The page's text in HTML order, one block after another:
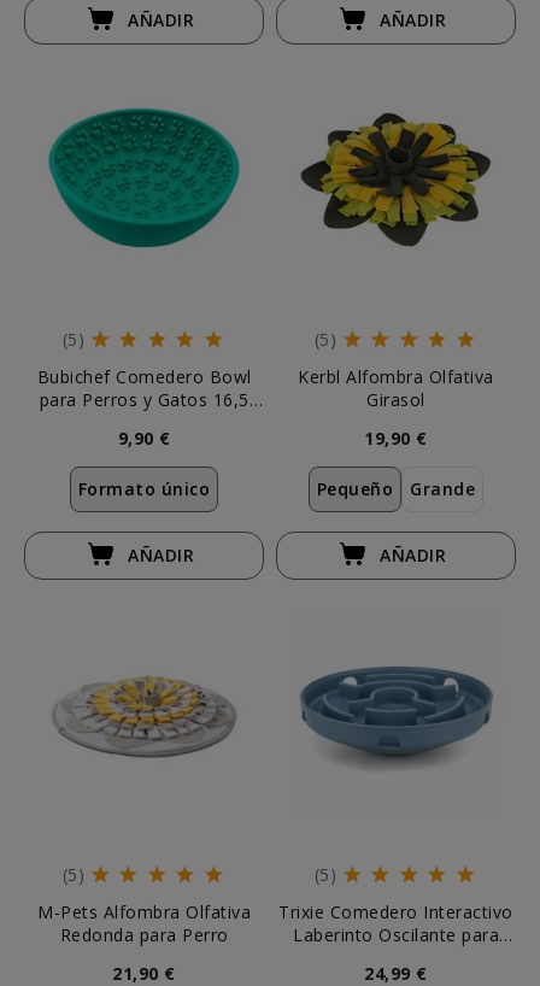
AÑADIR AÑADIR
(5)
Bubichef Comedero Bowl
para Perros y Gatos 16,5
9,90 €
Formato único
AÑADIR
(5)
Kerbl Alfombra Olfativa
Girasol
19,90 €
Pequeño Grande
AÑADIR
(5)
M-Pets Alfombra Olfativa
Redonda para Perro
21,90 €
(5)
Trixie Comedero Interactivo
Laberinto Oscilante para
24,99 €